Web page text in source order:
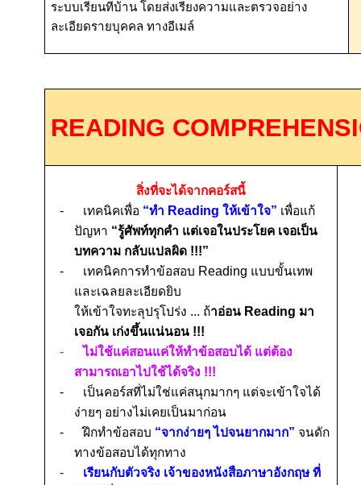
ระบบเรียนที่บ้าน โดยส่งเรียงความและตรวจอย่าง
ละเอียดรายบุคคล ทางอีเมล์
READING
สิ่งที่จะได้จากคอร์สนี้
-
เทคนิคเพื่อ “ทำ Reading ให้เข้าใจ” เพื่อแก้
ปัญหา “รู้ศัพท์ทุกคำ แต่เจอในประโยค เจอเป็น
บทความ กลับแปลผิด !!!”
-
เทคนิคการทำข้อสอบ Reading แบบขั้นเทพ
และเฉลยละเอียดยิบ
ให้เข้าใจทะลุปรุโปร่ง ... ถ้าอ่อน Reading มา
เจอกัน เก่งขึ้นแน่นอน !!!
-
ไม่ใช้แค่สอนแค่ให้ทำข้อสอบได้ แต่ต้อง
สามารถเอาไปใช้ได้จริง !!!
-
เป็นคอร์สที่ไม่ใช่แค่สนุกมากๆ แต่จะเข้าใจได้
ง่ายๆ อย่างไม่เคยเป็นมาก่อน
-
ฝึกทำข้อสอบ “จากง่ายๆ ไปจนยากมาก” จนดัก
ทางข้อสอบได้ทุกทาง
-
เรียนกับตัวจริง เจ้าของหนังสือภาษาอังกฤษ ที่